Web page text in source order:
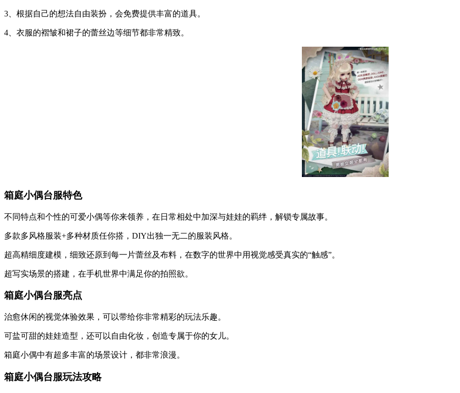
3、根据自己的想法自由装扮，会免费提供丰富的道具。
4、衣服的褶皱和裙子的蕾丝边等细节都非常精致。
箱庭小偶台服特色
不同特点和个性的可爱小偶等你来领养，在日常相处中加深与娃娃的羁绊，解锁专属故事。
多款多风格服装+多种材质任你搭，DIY出独一无二的服装风格。
超高精细度建模，细致还原到每一片蕾丝及布料，在数字的世界中用视觉感受真实的“触感”。
超写实场景的搭建，在手机世界中满足你的拍照欲。
箱庭小偶台服亮点
治愈休闲的视觉体验效果，可以带给你非常精彩的玩法乐趣。
可盐可甜的娃娃造型，还可以自由化妆，创造专属于你的女儿。
箱庭小偶中有超多丰富的场景设计，都非常浪漫。
箱庭小偶台服玩法攻略